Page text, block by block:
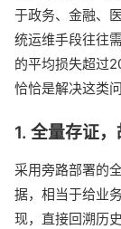
于政务、金融、
统运维手段往往
的平均损失超过
恰恰是解决这类
1. 全量存证
采用旁路部署的
据，相当于给业
现，直接回溯历